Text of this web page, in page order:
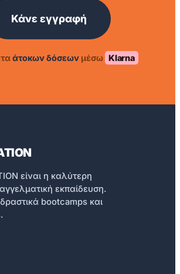
Κάνε εγγραφή
άτοκων δόσεωνμέσω Klarna
είναι η καλύτερη
εκπαίδευση.
bootcamps και